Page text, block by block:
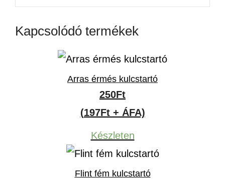
Kapcsolódó termékek
Arras érmés kulcstartó
250Ft
(197Ft + ÁFA)
Készleten
Flint fém kulcstartó